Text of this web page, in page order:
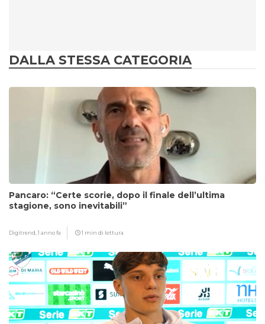
DALLA STESSA CATEGORIA
Pancaro: “Certe scorie, dopo il finale dell’ultima
stagione, sono inevitabili”
Digitrend,1 anno fa 1 min di lettura